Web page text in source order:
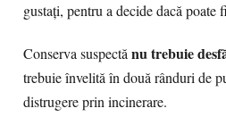
gustați, pentru a decide dacă poate
Conserva suspectănu trebuie
trebuie învelită în două rânduri de
distrugere prin incinerare.